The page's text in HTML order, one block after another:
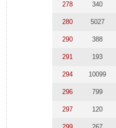
278 340
280 5027
290 388
291 193
294 10099
296 799
297 120